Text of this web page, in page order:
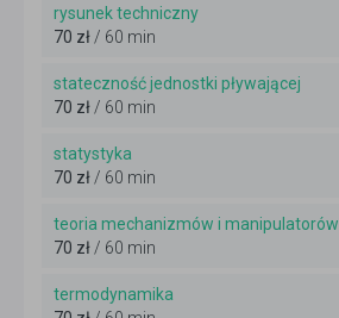
rysunek techniczny
70 zł / 60 min
stateczność jednostki pływającej
70 zł / 60 min
statystyka
70 zł / 60 min
teoria mechanizmów i manipulatorów
70 zł / 60 min
termodynamika